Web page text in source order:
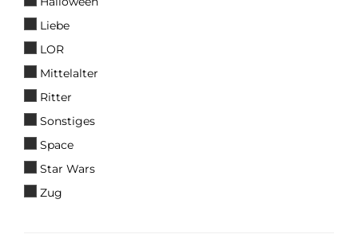
Liebe
LOR
Mittelalter
Ritter
Sonstiges
Space
Star Wars
Zug